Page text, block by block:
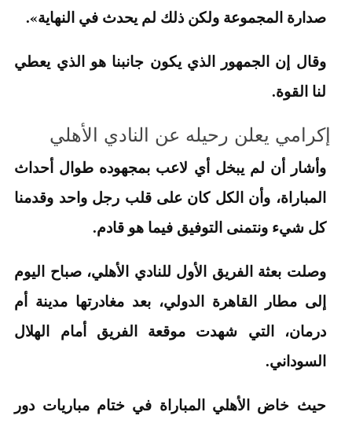
صدارة المجموعة ولكن ذلك لم يحدث في النهاية».
وقال إن الجمهور الذي يكون جانبنا هو الذي يعطي
لنا القوة.
إكرامي يعلن رحيله عن النادي الأهلي
وأشار أن لم يبخل أي لاعب بمجهوده طوال أحداث
المباراة، وأن الكل كان على قلب رجل واحد وقدمنا
كل شيء ونتمنى التوفيق فيما هو قادم.
وصلت بعثة الفريق الأول للنادي الأهلي، صباح اليوم
إلى مطار القاهرة الدولي، بعد مغادرتها مدينة أم
درمان، التي شهدت موقعة الفريق أمام الهلال
السوداني.
حيث خاض الأهلي المباراة في ختام مباريات دور